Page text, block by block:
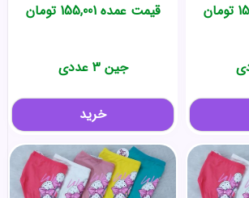
تومان
قیمت عمده 155,001 تومان
جین 3 عددی
خرید